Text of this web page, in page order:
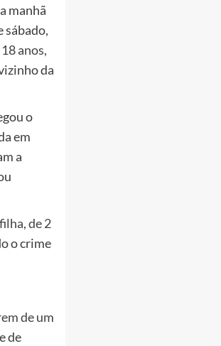
manhã
sábado,
anos,
da
o
em
a
de 2
o crime
de um
de